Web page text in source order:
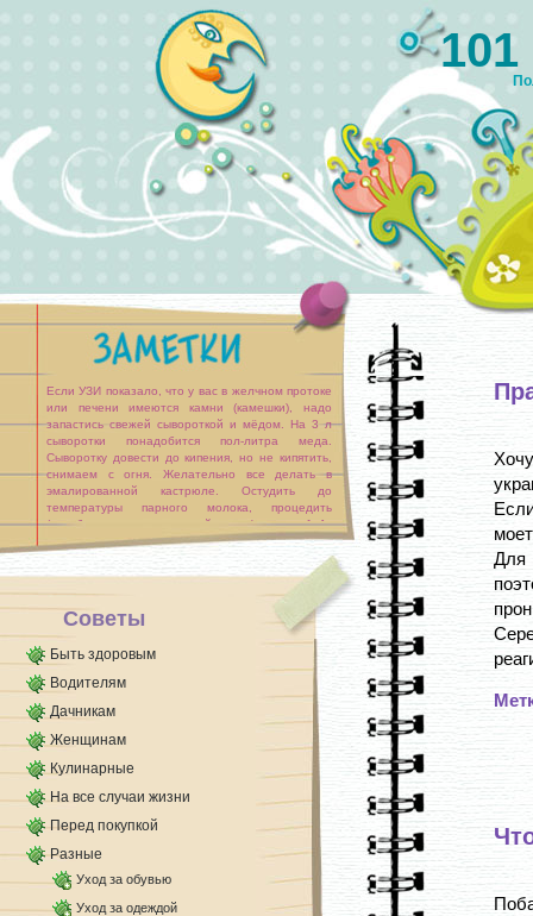
Если УЗИ показало, что у вас в желчном протоке
или печени имеются камни (камешки), надо
запастись свежей сывороткой и мёдом. На 3 л
сыворотки понадобится пол-литра меда.
Сыворотку довести до кипения, но не кипятить,
снимаем с огня. Желательно все делать в
эмалированной кастрюле. Остудить до
температуры парного молока, процедить
(освободиться от творожной массы), влить в [...]
Советы
Быть здоровым
Водителям
Дачникам
Женщинам
Кулинарные
На все случаи жизни
Перед покупкой
Разные
Уход за обувью
Уход за одеждой
Для